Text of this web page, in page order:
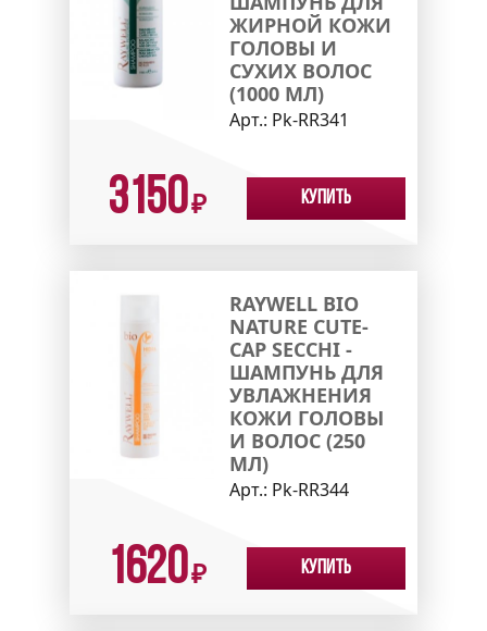
ЖИРНОЙ КОЖИ
ГОЛОВЫ И
СУХИХ ВОЛОС
(1000 МЛ)
Арт.: Pk-RR341
3150₽ Купить
RAYWELL BIO
NATURE CUTE-
CAP SECCHI -
ШАМПУНЬ ДЛЯ
УВЛАЖНЕНИЯ
КОЖИ ГОЛОВЫ
И ВОЛОС (250
МЛ)
Арт.: Pk-RR344
1620₽ Купить